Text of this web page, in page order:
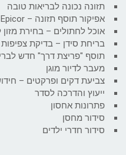
תזונה נכונה לבריאות טובה
אפיקור תוסף תזונה – Epicor
אוכל לחתולים – בחירת
בריחת סידן – בדיקת
תוסף "פריצת דרך" חדש
מעבר לדיור מוגן
צביעת דקים ופרקטים –
ייעוץ והדרכה לסדר
פתרונות אחסון
סידור מחסן
סידור חדרי ילדים